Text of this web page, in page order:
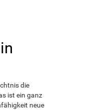
die
ist ein ganz
neue